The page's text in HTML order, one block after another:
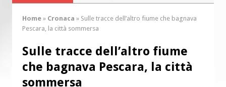
Fine vita: la Chiesa Cattolica inglese si
Torna la festa della Madonnina a
Montesilvano: “Tanta la devozione”
Torna la festa di Sant’Andrea:
Home » Cronaca » Sulle tracce dell’altro fiume che bagnava
Pescara, la città sommersa
Sulle tracce dell’altro fiume
che bagnava Pescara, la città
sommersa